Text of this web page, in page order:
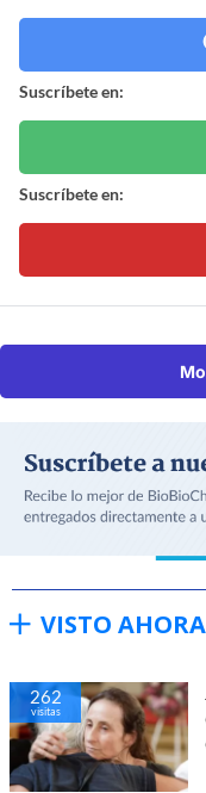
Suscríbete en:
Suscríbete en:
VISTO AHORA
262
visitas